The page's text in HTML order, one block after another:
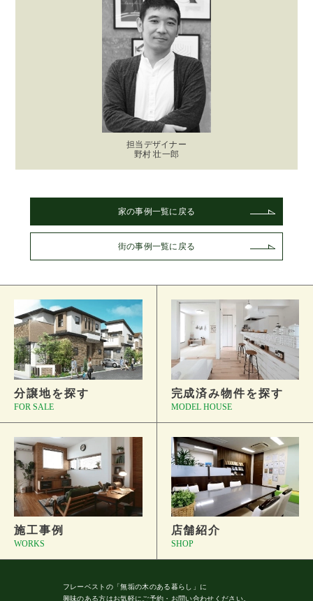
担当デザイナー
野村 壮一郎
家の事例一覧に戻る
街の事例一覧に戻る
分譲地を探す
FOR SALE
完成済み物件を探す
MODEL HOUSE
施工事例
WORKS
店舗紹介
SHOP
フレーベストの 「無垢の木のある暮らし」に
興味のある方はお気軽にご予約・ お問い合わせください。